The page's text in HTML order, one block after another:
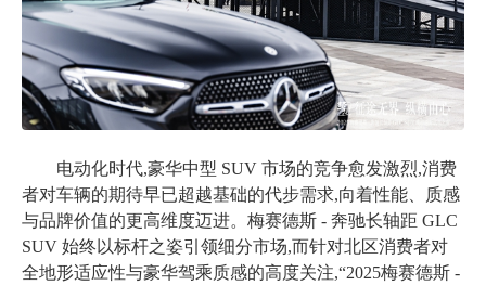
电动化时代,豪华中型 SUV 市场的竞争愈发激烈,消费
者对车辆的期待早已超越基础的代步需求,向着性能、质感
与品牌价值的更高维度迈进。梅赛德斯 - 奔驰长轴距 GLC
SUV 始终以标杆之姿引领细分市场,而针对北区消费者对
全地形适应性与豪华驾乘质感的高度关注,“2025梅赛德斯 -